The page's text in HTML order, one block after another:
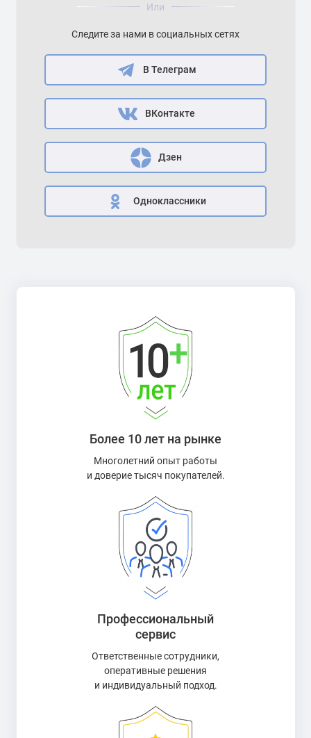
Или
Следите за нами в социальных сетях
В Телеграм
ВКонтакте
Дзен
Одноклассники
Более 10 лет на рынке
Многолетний опыт работы
и доверие тысяч покупателей.
Профессиональный
сервис
Ответственные сотрудники,
оперативные решения
и индивидуальный подход.